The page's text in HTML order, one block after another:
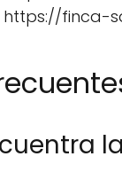
https://